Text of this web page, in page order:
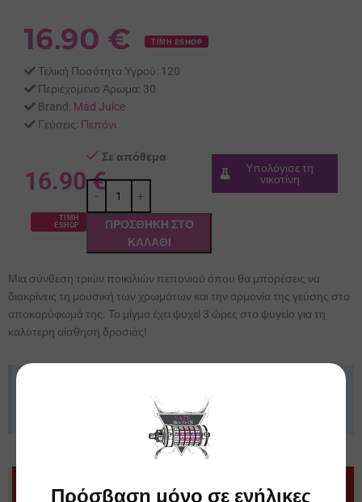
Πρόσβαση μόνο σε ενήλικες
16.90 € ΤΙΜΗ ESHOP
Τελική Ποσότητα Υγρού: 120
Περιέχομενο Άρωμα: 30
Brand: Mad Juice
Γεύσεις: Πεπόνι
16.90€
ΤΙΜΗ
ESHOP
Σε απόθεμα
ΠΡΟΣΘΉΚΗ ΣΤΟ
ΚΑΛΆΘΙ
Υπολόγισε τη
νικοτίνη
Μια σύνθεση τριών ποικιλιών πεπονιού όπου θα μπορέσεις να
διακρίνεις τη μουσική των χρωμάτων και την αρμονία της γεύσης στο
αποκορύφωμά της. Το μίγμα έχει ψυχεί 3 ώρες στο ψυγείο για τη
καλύτερη αίσθηση δροσιάς!
Από 01/10/2025 επιβάλλεται φόρος 0,10€/ml στα Συμπηκνωμένα
Αρώματα. Οι τιμές ενδέχεται να προσαρμοστούν ανάλογα.